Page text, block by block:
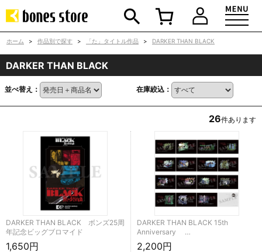
ホーム > 作品別で探す > 「た」タイトル作品 > DARKER THAN BLACK
DARKER THAN BLACK
並べ替え： 在庫絞込：
26件あります
DARKER THAN BLACK ボンズ25周
年記念ビッグブロマイド
1,650円
DARKER THAN BLACK 15th
Anniversary …
2,200円